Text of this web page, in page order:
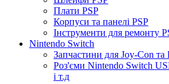
Плати PSP
Корпуси та панелі PSP
Інструменти для ремонту
Nintendo Switch
Запчастини для Joy-Con та
Роз'єми Nintendo Switch
і т.д